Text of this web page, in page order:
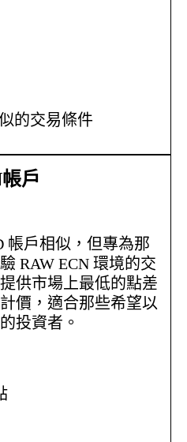
的交易條件
戶
帳戶相似，但專為那
RAW ECN 環境的交
供市場上最低的點差
價，適合那些希望以
投資者。